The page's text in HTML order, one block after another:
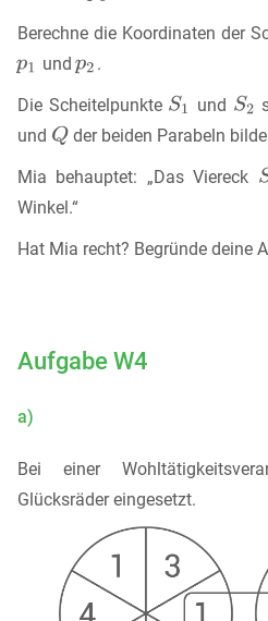
Berechne die Koordinaten der
und
.
Die Scheitelpunkte
und
und
der beiden Parabeln
Mia behauptet: „Das Viereck
Winkel.“
Hat Mia recht? Begründe deine
Aufgabe W4
a)
Bei einer
Glücksräder eingesetzt.